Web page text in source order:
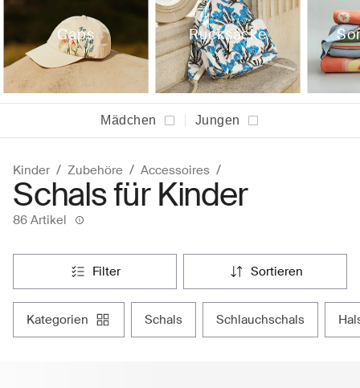
Caps Rucksäcke
Mädchen Jungen
Kinder Zubehöre Accessoires
Schals für Kinder
86 Artikel
filter sortieren
kategorien schals schlauchschals